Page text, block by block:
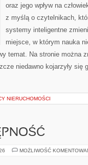
oraz jego wpływ na
z myślą o czytelnikach,
systemy inteligentne
miejsce, w którym nauka
temat. Na stronie można
niedawno kojarzyły się
NIERUCHOMOŚCI
MOŻLIWOŚĆ